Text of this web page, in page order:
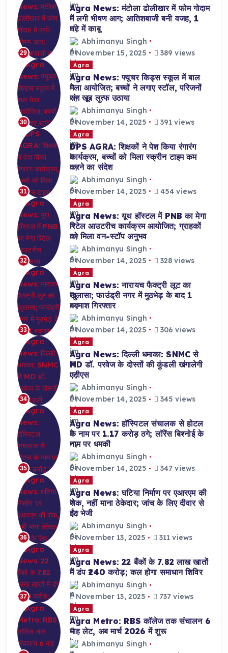
29
Agra News: मंटोला ढोलीखार में फोम गोदाम
में लगी भीषण आग; आतिशबाजी बनी वजह, 1
घंटे में काबू
Abhimanyu Singh
November 15, 2025
389 views
30
Agra
Agra News: फ्यूचर किड्स स्कूल में बाल
मेला आयोजित; बच्चों ने लगाए स्टॉल, परिजनों
संग खूब लुत्फ उठाया
Abhimanyu Singh
November 14, 2025
391 views
31
Agra
DPS AGRA: शिक्षकों ने पेश किया रंगारंग
कार्यक्रम, बच्चों को मिला स्क्रीन टाइम कम
करने का संदेश
Abhimanyu Singh
November 14, 2025
454 views
32
Agra
Agra News: यूथ हॉस्टल में PNB का मेगा
रिटेल आउटरीच कार्यक्रम आयोजित; ग्राहकों
को मिला वन-स्टॉप अनुभव
Abhimanyu Singh
November 14, 2025
328 views
33
Agra
Agra News: नारायच फैक्ट्री लूट का
खुलासा; फाउंड्री नगर में मुठभेड़ के बाद 1
बदमाश गिरफ्तार
Abhimanyu Singh
November 14, 2025
306 views
34
Agra
Agra News: दिल्ली धमाका: SNMC से
MD डॉ. परवेज के दोस्तों की कुंडली खंगालेगी
एटीएस
Abhimanyu Singh
November 14, 2025
345 views
35
Agra
Agra News: हॉस्पिटल संचालक से होटल
के नाम पर 1.17 करोड़ ठगे; लॉरेंस बिश्नोई के
नाम पर धमकी
Abhimanyu Singh
November 14, 2025
347 views
36
Agra
Agra News: घटिया निर्माण पर एआरएम की
रोक, नहीं माना ठेकेदार; जांच के लिए दीवार से
ईंट भेजी
Abhimanyu Singh
November 13, 2025
311 views
37
Agra
Agra News: 22 बैंकों के 7.82 लाख खातों
में डंप ₹240 करोड़; कल होगा समाधान शिविर
Abhimanyu Singh
November 13, 2025
737 views
Agra
Agra Metro: RBS कॉलेज तक संचालन 6
माह लेट, अब मार्च 2026 में शुरू
Abhimanyu Singh